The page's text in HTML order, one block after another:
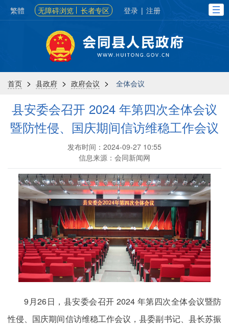
繁體 无障碍浏览 长者专区 登录 | 注册
首页 > 县政府 > 政府会议 > 全体会议
县安委会召开 2024 年第四次全体会议
暨防性侵、国庆期间信访维稳工作会议
发布时间：2024-09-27 10:55
信息来源：会同新闻网
9月26日，县安委会召开 2024 年第四次全体会议暨防
性侵、国庆期间信访维稳工作会议，县委副书记、县长苏振